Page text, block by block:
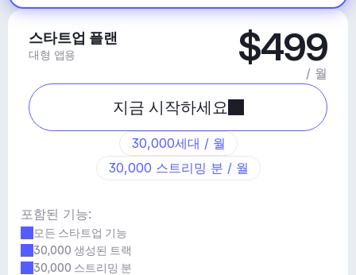
스타트업 플랜
대형 앱용 $499
/ 월
지금 시작하세요
30,000세대 / 월
30,000 스트리밍 분 / 월
포함된 기능:
모든 스타트업 기능
30,000 생성된 트랙
30,000 스트리밍 분